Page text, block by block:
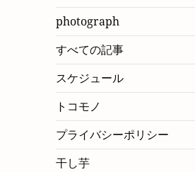
photograph
すべての記事
スケジュール
トコモノ
プライバシーポリシー
干し芋